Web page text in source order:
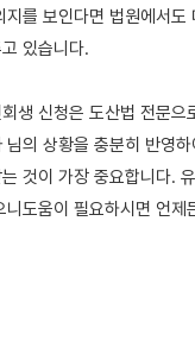
지를 보인다면 법원에서도
있습니다.
생 신청은 도산법 전문으
님의 상황을 충분히 반영
것이 가장 중요합니다.
도움이 필요하시면 언제